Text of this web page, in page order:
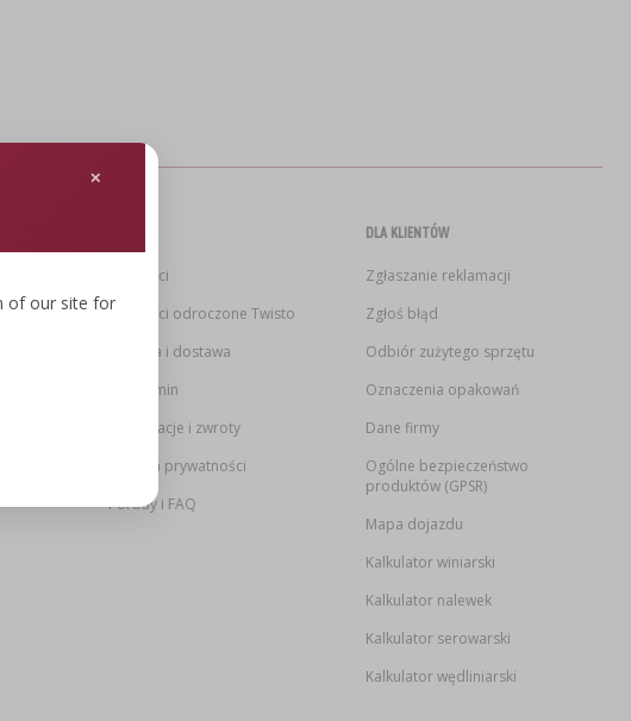
of our site for
Płatności
Płatności odroczone Twisto
Wysyłka i dostawa
Regulamin
Reklamacje i zwroty
Polityka prywatności
Porady i FAQ
DLA KLIENTÓW
Zgłaszanie reklamacji
Zgłoś błąd
Odbiór zużytego sprzętu
Oznaczenia opakowań
Dane firmy
Ogólne bezpieczeństwo
produktów (GPSR)
Mapa dojazdu
Kalkulator winiarski
Kalkulator nalewek
Kalkulator serowarski
Kalkulator wędliniarski